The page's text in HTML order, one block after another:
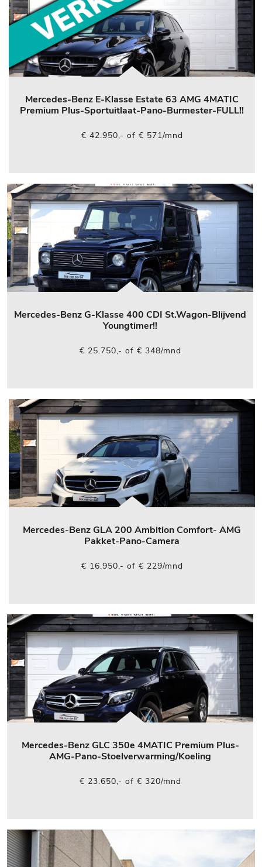
Mercedes-Benz E-Klasse Estate 63 AMG 4MATIC
Premium Plus-Sportuitlaat-Pano-Burmester-FULL!!
€ 42.950,- of € 571/mnd
Mercedes-Benz G-Klasse 400 CDI St.Wagon-Blijvend
Youngtimer!!
€ 25.750,- of € 348/mnd
Mercedes-Benz GLA 200 Ambition Comfort- AMG
Pakket-Pano-Camera
€ 16.950,- of € 229/mnd
Mercedes-Benz GLC 350e 4MATIC Premium Plus-
AMG-Pano-Stoelverwarming/Koeling
€ 23.650,- of € 320/mnd